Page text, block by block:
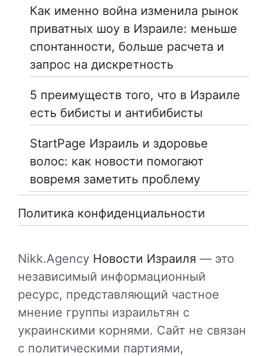
Как именно война изменила рынок
приватных шоу в Израиле: меньше
спонтанности, больше расчета и
запрос на дискретность
5 преимуществ того, что в Израиле
есть бибисты и антибибисты
StartPage Израиль и здоровье
волос: как новости помогают
вовремя заметить проблему
Политика конфиденциальности
Nikk.Agency Новости Израиля — это
независимый информационный
ресурс, представляющий частное
мнение группы израильтян с
украинскими корнями. Сайт не связан
с политическими партиями,